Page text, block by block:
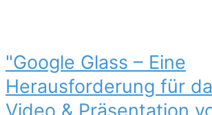
"Google Glass – Eine
Herausforderung für